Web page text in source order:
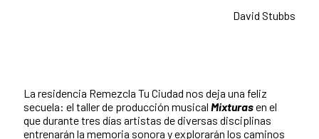
David Stubbs
La residencia Remezcla Tu Ciudad nos deja una feliz
secuela: el taller de producción musical Mixturasen el
que durante tres días artistas de diversas disciplinas
entrenarán la memoria sonora y explorarán los caminos